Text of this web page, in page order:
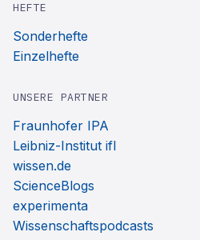
HEFTE
Sonderhefte
Einzelhefte
UNSERE PARTNER
Fraunhofer IPA
Leibniz-Institut ifl
wissen.de
ScienceBlogs
experimenta
Wissenschaftspodcasts